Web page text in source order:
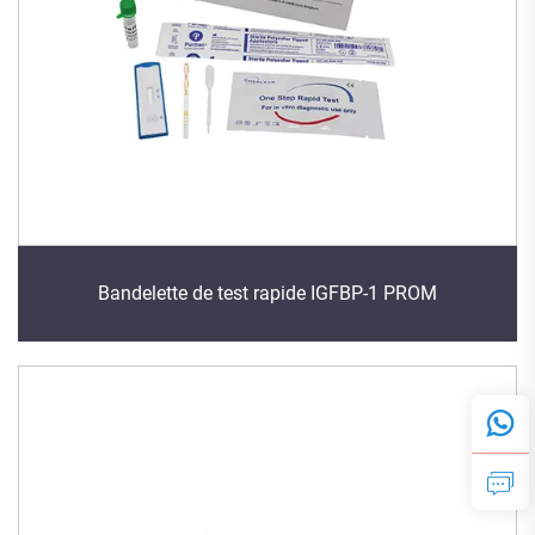
Bandelette de test rapide IGFBP-1 PROM